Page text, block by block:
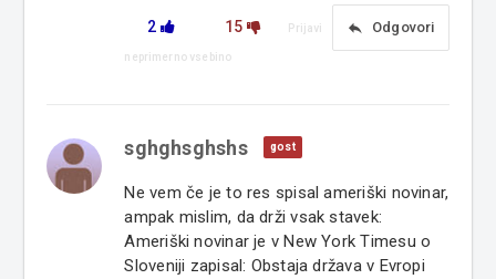
2 15 reply Odgovori
Prijavi
neprimerno vsebino
sghghsghshs gost
Ne vem če je to res spisal ameriški novinar,
ampak mislim, da drži vsak stavek:
Ameriški novinar je v New York Timesu o
Sloveniji zapisal: Obstaja država v Evropi